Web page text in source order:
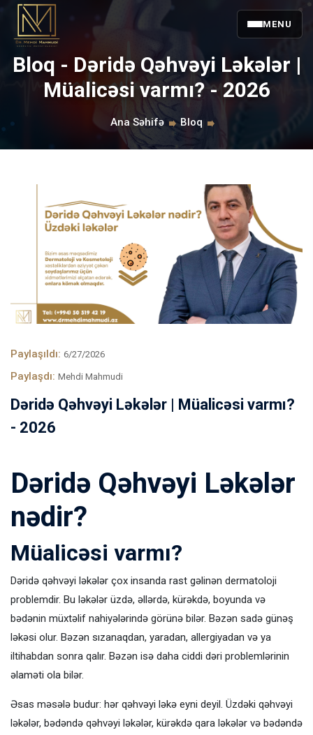
MENU
Bloq - Dəridə Qəhvəyi Ləkələr |
Müalicəsi varmı? - 2026
Ana Səhifə Bloq
Paylaşıldı: 6/27/2026
Paylaşdı: Mehdi Mahmudi
Dəridə Qəhvəyi Ləkələr | Müalicəsi varmı?
- 2026
Dəridə Qəhvəyi Ləkələr
nədir?
Müalicəsi varmı?
Dəridə qəhvəyi ləkələr çox insanda rast gəlinən dermatoloji
problemdir. Bu ləkələr üzdə, əllərdə, kürəkdə, boyunda və
bədənin müxtəlif nahiyələrində görünə bilər. Bəzən sadə günəş
ləkəsi olur. Bəzən sızanaqdan, yaradan, allergiyadan və ya
iltihabdan sonra qalır. Bəzən isə daha ciddi dəri problemlərinin
əlaməti ola bilər.
Əsas məsələ budur: hər qəhvəyi ləkə eyni deyil. Üzdəki qəhvəyi
ləkələr, bədəndə qəhvəyi ləkələr, kürəkdə qara ləkələr və bədəndə